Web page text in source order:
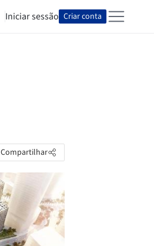
Iniciar sessão Criar conta
Compartilhar